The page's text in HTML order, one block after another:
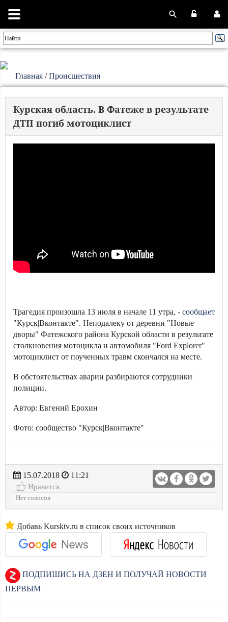
Главная /Происшествия
Курская область. В Фатеже в результате
ДТП погиб мотоциклист
Трагедия произошла 13 июля в начале 11 утра, - сообщает
"Курск|Вконтакте". Неподалеку от деревни "Новые
дворы" Фатежского района Курской области в результате
столкновения мотоцикла и автомобиля "Ford Explorer"
мотоциклист от поученных травм скончался на месте.
В обстоятельствах аварии разбираются сотрудники
полиции.
Автор: Евгений Ерохин
Фото: сообщество "Курск|Вконтакте"
15.07.2018
11:21
Нравится
Нет голосов
Добавь Kursktv.ru в список своих источников
ПОДПИШИСЬ НА ДЗЕН И ПОЛУЧАЙ НОВОСТИ
ПЕРВЫМ